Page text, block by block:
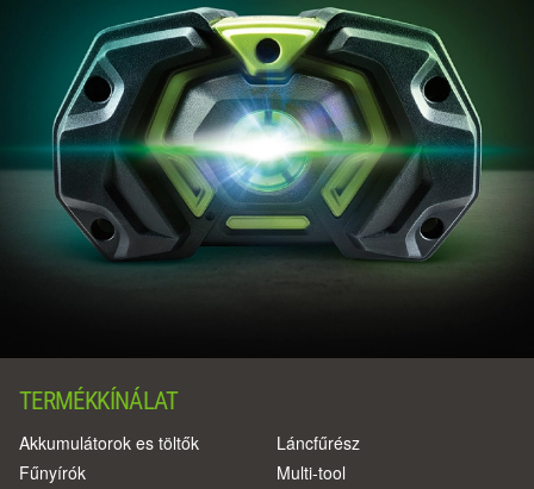
TERMÉKKÍNÁLAT
Akkumulátorok es töltők
Fűnyírók
Láncfűrész
Multi-tool